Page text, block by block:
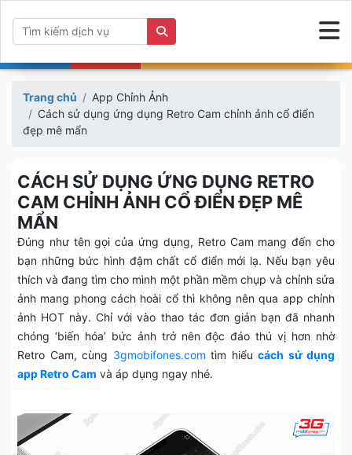
Trang chủ
App Chỉnh Ảnh
Cách sử dụng ứng dụng Retro Cam chỉnh ảnh cổ điển
đẹp mê mẩn
CÁCH SỬ DỤNG ỨNG DỤNG RETRO
CAM CHỈNH ẢNH CỔ ĐIỂN ĐẸP MÊ
MẨN
Đúng như tên gọi của ứng dụng, Retro Cam mang đến cho
bạn những bức hình đậm chất cổ điển mới lạ. Nếu bạn yêu
thích và đang tìm cho mình một phần mềm chụp và chỉnh sửa
ảnh mang phong cách hoài cổ thì không nên qua app chỉnh
ảnh HOT này. Chỉ với vào thao tác đơn giản bạn đã nhanh
chóng ‘biến hóa’ bức ảnh trở nên độc đáo thú vị hơn nhờ
Retro Cam, cùng 3gmobifones.com tìm hiểu cách sử dụng
app Retro Cam và áp dụng ngay nhé.